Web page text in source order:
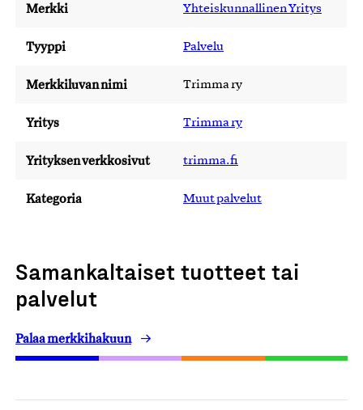
Merkki Yhteiskunnallinen Yritys
Tyyppi Palvelu
Merkkiluvan nimi Trimma ry
Yritys Trimma ry
Yrityksen verkkosivut trimma.fi
Kategoria Muut palvelut
Samankaltaiset tuotteet tai
palvelut
Palaa merkkihakuun